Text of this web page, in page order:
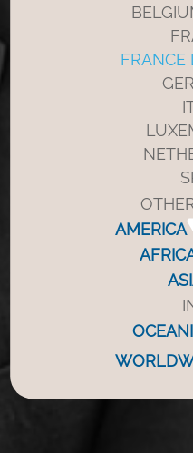
FRANCE
AMERICA